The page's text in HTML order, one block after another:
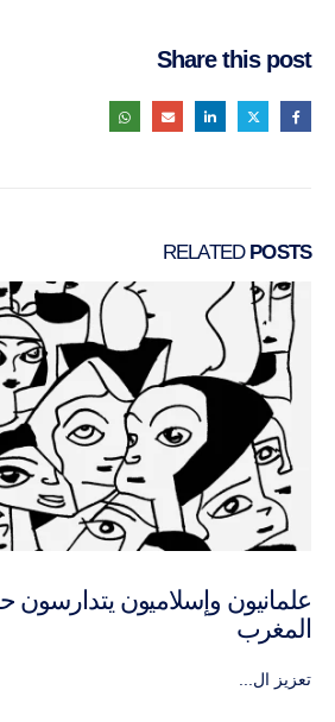
Share this post
RELATED POSTS
علمانيون وإسلاميون يتدارسون
المغرب
تعزيز ال...